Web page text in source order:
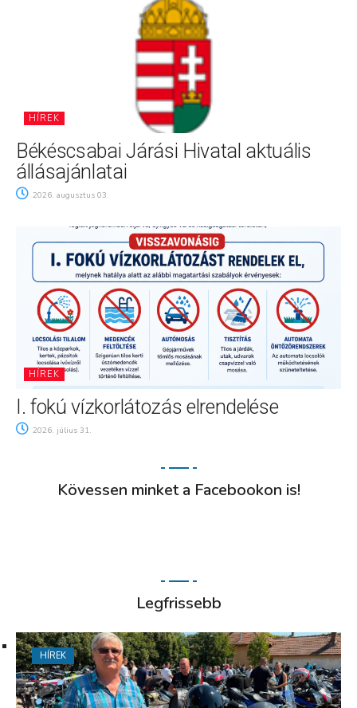
HÍREK
Békéscsabai Járási Hivatal aktuális
állásajánlatai
2026. augusztus 03.
HÍREK
I. fokú vízkorlátozás elrendelése
2026. július 31.
Kövessen minket a Facebookon is!
Legfrissebb
HÍREK